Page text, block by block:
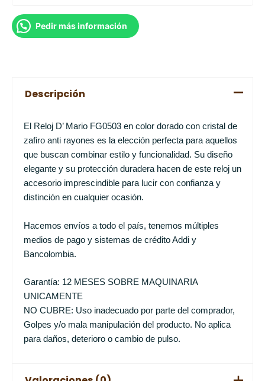
Pedir más información
Descripción
El Reloj D’ Mario FG0503 en color dorado con cristal de
zafiro anti rayones es la elección perfecta para aquellos
que buscan combinar estilo y funcionalidad. Su diseño
elegante y su protección duradera hacen de este reloj un
accesorio imprescindible para lucir con confianza y
distinción en cualquier ocasión.
Hacemos envíos a todo el país, tenemos múltiples
medios de pago y sistemas de crédito Addi y
Bancolombia.
Garantía: 12 MESES SOBRE MAQUINARIA
UNICAMENTE
NO CUBRE: Uso inadecuado por parte del comprador,
Golpes y/o mala manipulación del producto. No aplica
para daños, deterioro o cambio de pulso.